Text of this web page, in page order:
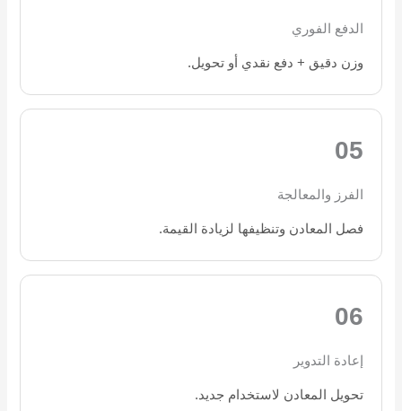
الدفع الفوري
وزن دقيق + دفع نقدي أو تحويل.
05
الفرز والمعالجة
فصل المعادن وتنظيفها لزيادة القيمة.
06
إعادة التدوير
تحويل المعادن لاستخدام جديد.